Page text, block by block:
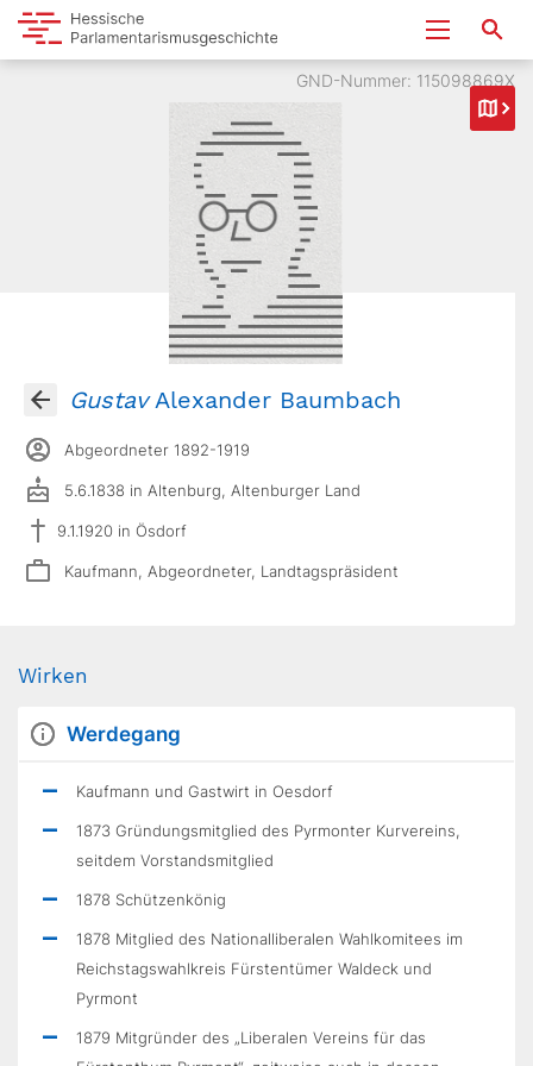
GND-Nummer: 115098869X
GustavAlexander Baumbach
Abgeordneter 1892-1919
5.6.1838 in Altenburg, Altenburger Land
9.1.1920 in Ösdorf
Kaufmann, Abgeordneter, Landtagspräsident
Wirken
Werdegang
Kaufmann und Gastwirt in Oesdorf
1873 Gründungsmitglied des Pyrmonter Kurvereins,
seitdem Vorstandsmitglied
1878 Schützenkönig
1878 Mitglied des Nationalliberalen Wahlkomitees im
Reichstagswahlkreis Fürstentümer Waldeck und
Pyrmont
1879 Mitgründer des „Liberalen Vereins für das